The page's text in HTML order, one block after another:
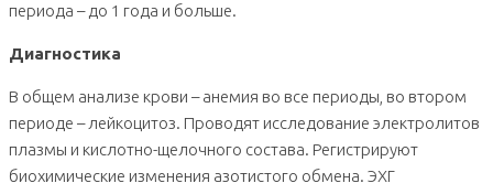
периода – до 1 года и больше.
Диагностика
В общем анализе крови – анемия во все периоды, во втором
периоде – лейкоцитоз. Проводят исследование электролитов
плазмы и кислотно-щелочного состава. Регистрируют
биохимические изменения азотистого обмена. ЭХГ